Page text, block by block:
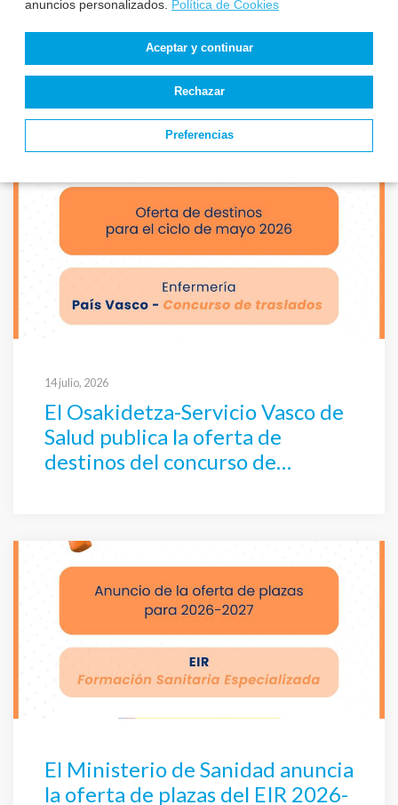
anuncios personalizados. Política de Cookies
Aceptar y continuar
Rechazar
Preferencias
El Consejo Insular de Eivissa
convoca 5 plazas de Enfermería
por concurso-oposición
14 julio, 2026
El Osakidetza-Servicio Vasco de
Salud publica la oferta de
destinos del concurso de
El Ministerio de Sanidad anuncia
la oferta de plazas del EIR 2026-